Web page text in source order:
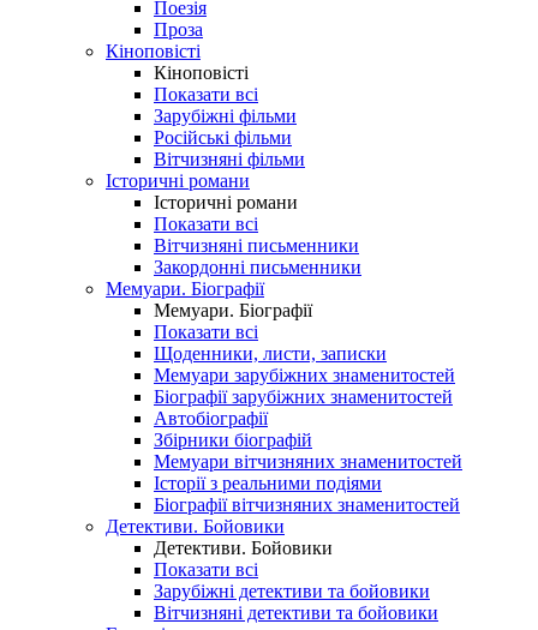
Поезія
Проза
Кіноповісті
Кіноповісті
Показати всі
Зарубіжні фільми
Російські фільми
Вітчизняні фільми
Історичні романи
Історичні романи
Показати всі
Вітчизняні письменники
Закордонні письменники
Мемуари. Біографії
Мемуари. Біографії
Показати всі
Щоденники, листи, записки
Мемуари зарубіжних знаменитостей
Біографії зарубіжних знаменитостей
Автобіографії
Збірники біографій
Мемуари вітчизняних знаменитостей
Історії з реальними подіями
Біографії вітчизняних знаменитостей
Детективи. Бойовики
Детективи. Бойовики
Показати всі
Зарубіжні детективи та бойовики
Вітчизняні детективи та бойовики